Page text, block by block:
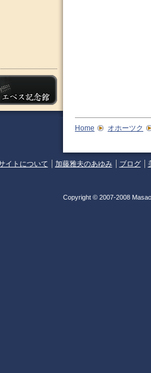
Home オホーツク
イトについて 加藤雅夫のあゆみ ブログ
Copyright © 2007-2008